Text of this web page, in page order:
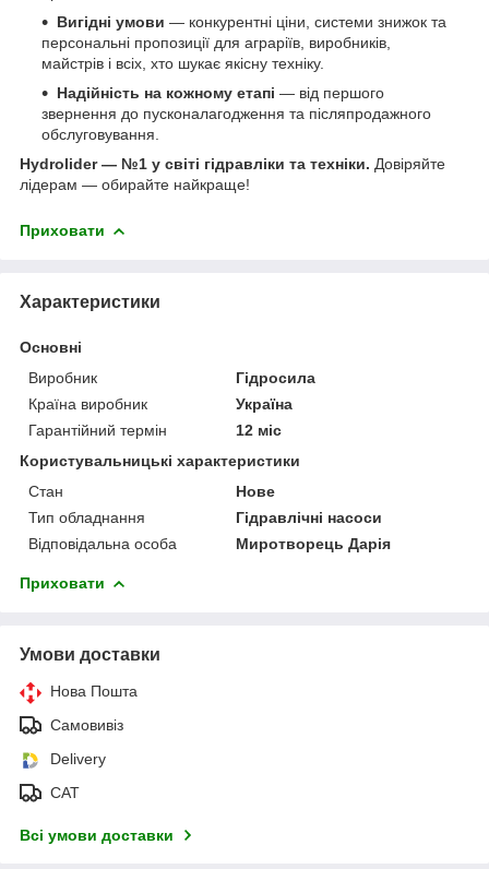
Вигідні умови — конкурентні ціни, системи знижок та
персональні пропозиції для аграріїв, виробників,
майстрів і всіх, хто шукає якісну техніку.
Надійність на кожному етапі — від першого
звернення до пусконалагодження та післяпродажного
обслуговування.
Hydrolider — №1 у світі гідравліки та техніки. Довіряйте
лідерам — обирайте найкраще!
Приховати
Характеристики
Основні
Виробник
Гідросила
Країна виробник
Україна
Гарантійний термін
12 міс
Користувальницькі характеристики
Стан
Нове
Тип обладнання
Гідравлічні насоси
Відповідальна особа
Миротворець Дарія
Приховати
Умови доставки
Нова Пошта
Самовивіз
Delivery
САТ
Всі умови доставки